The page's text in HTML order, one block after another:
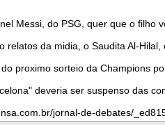
Messi, do PSG, quer que o
relatos da midia, o Saudita Al-
proximo sorteio da Champions
deveria ser suspenso das
jornal-de-debates/